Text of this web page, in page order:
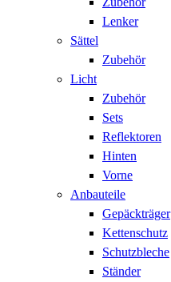
Lenker
Sättel
Zubehör
Licht
Zubehör
Sets
Reflektoren
Hinten
Vorne
Anbauteile
Gepäckträger
Kettenschutz
Schutzbleche
Ständer